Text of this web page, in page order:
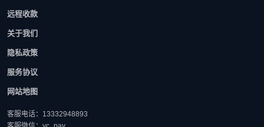
远程收款
关于我们
隐私政策
服务协议
网站地图
客服电话：13332948893